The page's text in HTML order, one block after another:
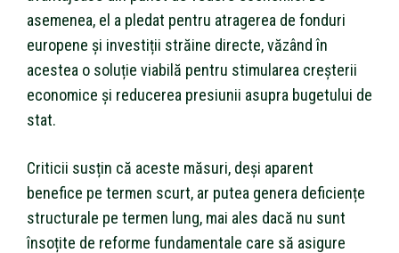
asemenea, el a pledat pentru atragerea de fonduri
europene și investiții străine directe, văzând în
acestea o soluție viabilă pentru stimularea creșterii
economice și reducerea presiunii asupra bugetului de
stat.
Criticii susțin că aceste măsuri, deși aparent
benefice pe termen scurt, ar putea genera deficiențe
structurale pe termen lung, mai ales dacă nu sunt
însoțite de reforme fundamentale care să asigure